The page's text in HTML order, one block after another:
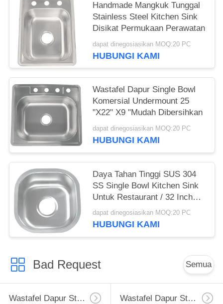
Handmade Mangkuk Tunggal
Stainless Steel Kitchen Sink
Disikat Permukaan Perawatan
dapat dinegosiasikan MOQ:20 PC
HUBUNGI KAMI
Wastafel Dapur Single Bowl
Komersial Undermount 25
"X22" X9 "Mudah Dibersihkan
dapat dinegosiasikan MOQ:20 PC
HUBUNGI KAMI
Daya Tahan Tinggi SUS 304
SS Single Bowl Kitchen Sink
Untuk Restaurant / 32 Inch
Stainless Steel Kitchen Sink
dapat dinegosiasikan MOQ:20 PC
HUBUNGI KAMI
Bad Request Semua
Wastafel Dapur Stainless Steel Apron Wastafel Dapur Stainless Steel Tingkat Atas